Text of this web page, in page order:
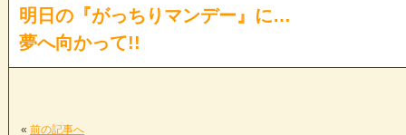
明日の『がっちりマンデー』に…
夢へ向かって!!
« 前の記事へ